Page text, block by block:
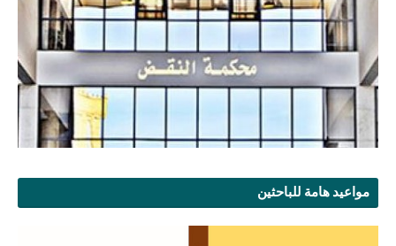
مواعيد هامة للباحثين